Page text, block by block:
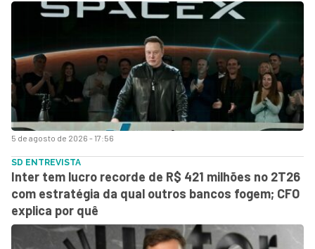
5 de agosto de 2026 - 17:56
SD ENTREVISTA
Inter tem lucro recorde de R$ 421 milhões no 2T26
com estratégia da qual outros bancos fogem; CFO
explica por quê